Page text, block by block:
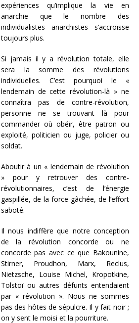
expériences qu’implique la vie en
anarchie que le nombre des
individualistes anarchistes s’accroisse
toujours plus.
Si jamais il y a révolution totale, elle
sera la somme des révolutions
individuelles. C’est pourquoi le «
lendemain de cette révolution-là » ne
connaîtra pas de contre-révolution,
personne ne se trouvant là pour
commander où obéir, être patron ou
exploité, politicien ou juge, policier ou
soldat.
Aboutir à un « lendemain de révolution
» pour y retrouver des contre-
révolutionnaires, c’est de l’énergie
gaspillée, de la force gâchée, de l’effort
saboté.
Il nous indiffère que notre conception
de la révolution concorde ou ne
concorde pas avec ce que Bakounine,
Stirner, Proudhon, Marx, Reclus,
Nietzsche, Louise Michel, Kropotkine,
Tolstoï ou autres défunts entendaient
par « révolution ». Nous ne sommes
pas des hôtes de sépulcre. Il y fait noir ;
on y sent le moisi et la pourriture.